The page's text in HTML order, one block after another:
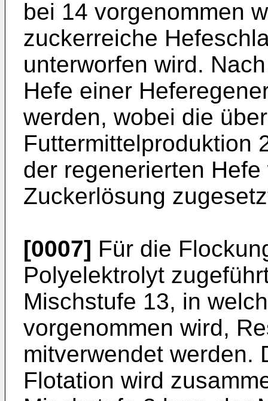
bei 14 vorgenommen
zuckerreiche
unterworfen wird.
Hefe einer
werden, wobei die
Futtermittelproduktion
der regenerierten
Zuckerlösung
[0007] Für die
Polyelektrolyt
Mischstufe 13, in
vorgenommen wird,
mitverwendet werden.
Flotation wird